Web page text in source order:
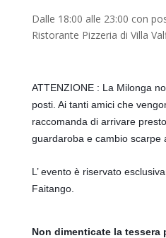
Dalle 18:00 alle 23:00 con
Ristorante Pizzeria di Villa
ATTENZIONE : La Milonga
posti. Ai tanti amici che
raccomanda di arrivare
guardaroba e cambio scarpe
L’ evento è riservato
Faitango.
Non dimenticate la tessera